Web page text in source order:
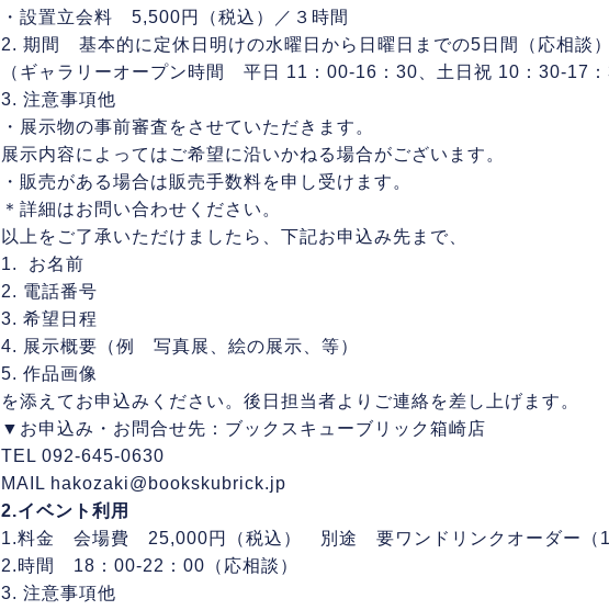
・設置立会料 5,500円（税込）／３時間
2. 期間 基本的に定休日明けの水曜日から日曜日までの5日間（応相談）
（ギャラリーオープン時間 平日 11：00-16：30、土日祝 10：30-17：
3. 注意事項他
・展示物の事前審査をさせていただきます。
展示内容によってはご希望に沿いかねる場合がございます。
・販売がある場合は販売手数料を申し受けます。
＊詳細はお問い合わせください。
以上をご了承いただけましたら、下記お申込み先まで、
1. お名前
2. 電話番号
3. 希望日程
4. 展示概要（例 写真展、絵の展示、等）
5. 作品画像
を添えてお申込みください。後日担当者よりご連絡を差し上げます。
▼お申込み・お問合せ先：ブックスキューブリック箱崎店
TEL 092-645-0630
MAIL hakozaki@bookskubrick.jp
2.イベント利用
1.料金 会場費 25,000円（税込） 別途 要ワンドリンクオーダー（
2.時間 18：00-22：00（応相談）
3. 注意事項他